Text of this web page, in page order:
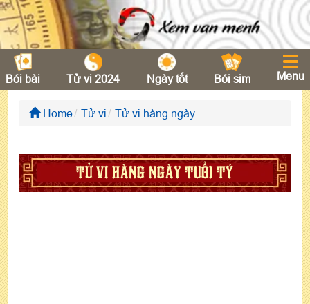
Bói bài Tử vi 2024 Ngày tốt Bói sim Menu
Home Tử vi Tử vi hàng ngày
TỬ VI HÀNG NGÀY TUỔI TÝ